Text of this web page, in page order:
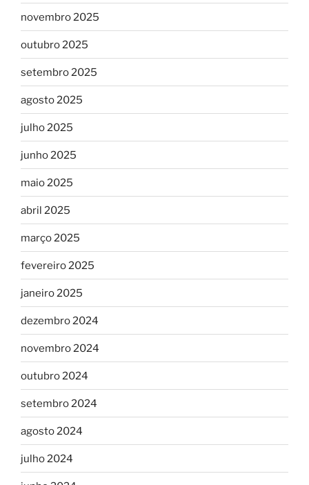
novembro 2025
outubro 2025
setembro 2025
agosto 2025
julho 2025
junho 2025
maio 2025
abril 2025
março 2025
fevereiro 2025
janeiro 2025
dezembro 2024
novembro 2024
outubro 2024
setembro 2024
agosto 2024
julho 2024